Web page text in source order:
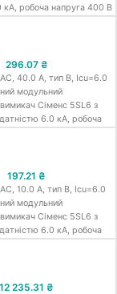
кА, робоча напруга 400 В
B, встановлення на
296.07 ₴
40.0 A, тип B, Icu=6.0
модульний
Сіменс 5SL6 з
6.0 кА, робоча
спарацювання тип B,
та струмів
197.21 ₴
10.0 A, тип B, Icu=6.0
модульний
Сіменс 5SL6 з
6.0 кА, робоча
спарацювання тип B,
та струмів
12 235.31 ₴